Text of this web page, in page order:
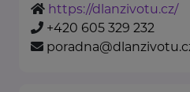
https://dlanzivotu.cz/
+420 605 329 232